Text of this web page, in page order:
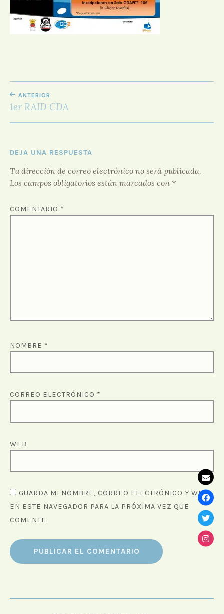
D
O
NAVEGACIÓN
DE
ENTRADAS
ANTERIOR
1er RAID CDA
DEJA UNA RESPUESTA
Tu dirección de correo electrónico no será publicada.
Los campos obligatorios están marcados con *
COMENTARIO *
NOMBRE *
CORREO ELECTRÓNICO *
WEB
GUARDA MI NOMBRE, CORREO ELECTRÓNICO Y WEB
EN ESTE NAVEGADOR PARA LA PRÓXIMA VEZ QUE
COMENTE.